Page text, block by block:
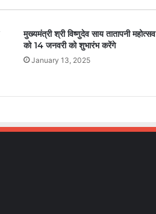
मुख्यमंत्री श्री विष्णुदेव साय तातापनी महोत्सव
को 14 जनवरी को शुभारंभ करेंगे
January 13, 2025